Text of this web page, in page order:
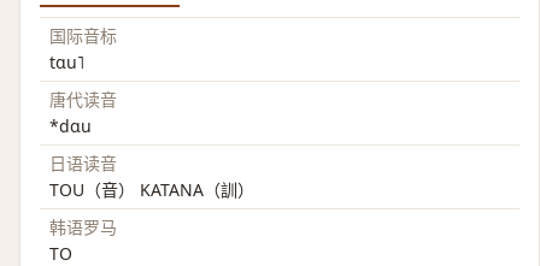
国际音标
tɑu˥
唐代读音
*dɑu
日语读音
TOU（音） KATANA（訓）
韩语罗马
TO